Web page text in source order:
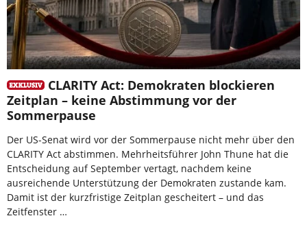
CLARITY Act: Demokraten blockieren
Zeitplan – keine Abstimmung vor der
Sommerpause
Der US-Senat wird vor der Sommerpause nicht mehr über den
CLARITY Act abstimmen. Mehrheitsführer John Thune hat die
Entscheidung auf September vertagt, nachdem keine
ausreichende Unterstützung der Demokraten zustande kam.
Damit ist der kurzfristige Zeitplan gescheitert – und das
Zeitfenster …